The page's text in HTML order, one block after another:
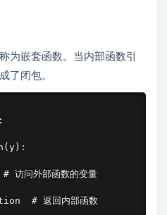
为嵌套函数。当内部函数引
了闭包。
访问外部函数的变量
# 返回内部函数